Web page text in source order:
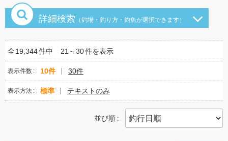
詳細検索 （釣場・釣り方・釣魚が選択できます）
全19,344件中 21～30件を表示
表示件数 10件 30件
表示方法 標準 テキストのみ
並び順